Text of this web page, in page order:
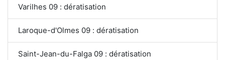
Varilhes 09 : dératisation
Laroque-d'Olmes 09 : dératisation
Saint-Jean-du-Falga 09 : dératisation